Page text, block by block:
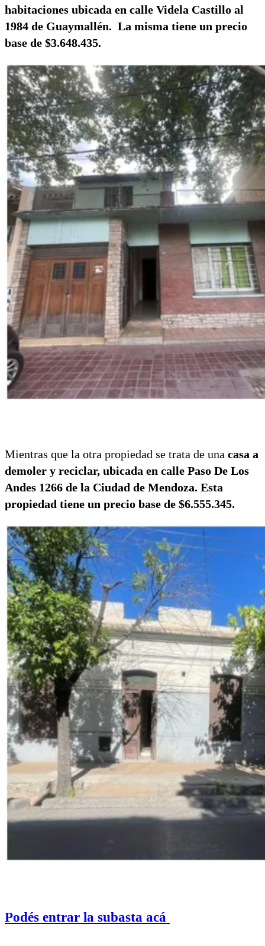
habitaciones ubicada en calle Videla Castillo al
1984 de Guaymallén. La misma tiene un precio
base de $3.648.435.
Mientras que la otra propiedad se trata de una casa a
demoler y reciclar, ubicada en calle Paso De Los
Andes 1266 de la Ciudad de Mendoza. Esta
propiedad tiene un precio base de $6.555.345.
Podés entrar la subasta acá